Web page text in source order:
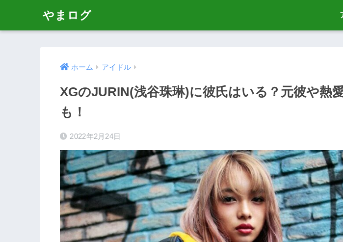
やまログ
ホーム アイドル
XGのJURIN(浅谷珠琳)に彼氏はいる？元彼や熱
も！
2022年2月24日